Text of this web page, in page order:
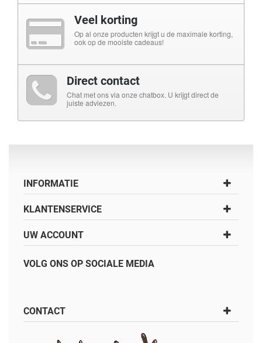
Veel korting
Op al onze producten krijgt u de maximale korting,
ook op de mooiste cadeaus!
Direct contact
Chat met ons via onze chatbox. U krijgt direct de
juiste adviezen.
INFORMATIE
KLANTENSERVICE
UW ACCOUNT
VOLG ONS OP SOCIALE MEDIA
CONTACT